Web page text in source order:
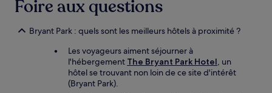
Foire aux questions
Bryant Park : quels sont les meilleurs hôtels à proximité ?
Les voyageurs aiment séjourner à
l'hébergement The Bryant Park Hotel, un
hôtel se trouvant non loin de ce site d'intérêt
(Bryant Park).